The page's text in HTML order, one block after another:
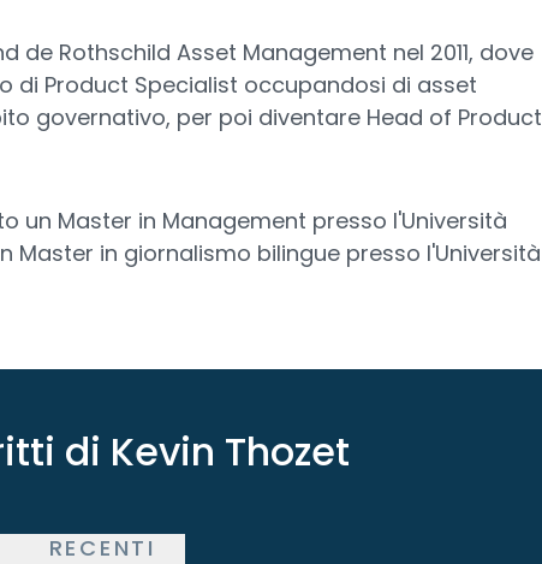
de Rothschild Asset Management nel 2011, dove
di Product Specialist occupandosi di asset
governativo, per poi diventare Head of Product
un Master in Management presso l'Università
Master in giornalismo bilingue presso l'Università
di Kevin Thozet
RECENTI